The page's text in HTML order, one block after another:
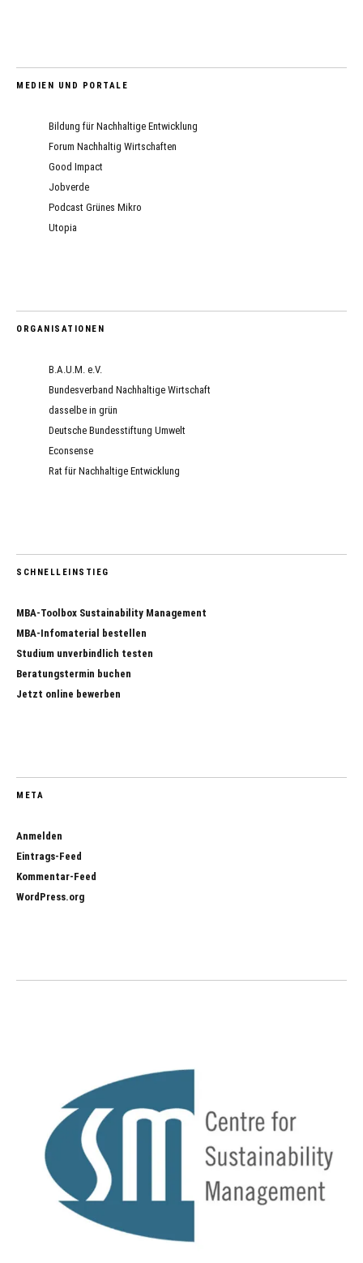
MEDIEN UND PORTALE
Bildung für Nachhaltige Entwicklung
Forum Nachhaltig Wirtschaften
Good Impact
Jobverde
Podcast Grünes Mikro
Utopia
ORGANISATIONEN
B.A.U.M. e.V.
Bundesverband Nachhaltige Wirtschaft
dasselbe in grün
Deutsche Bundesstiftung Umwelt
Econsense
Rat für Nachhaltige Entwicklung
SCHNELLEINSTIEG
MBA-Toolbox Sustainability Management
MBA-Infomaterial bestellen
Studium unverbindlich testen
Beratungstermin buchen
Jetzt online bewerben
META
Anmelden
Eintrags-Feed
Kommentar-Feed
WordPress.org